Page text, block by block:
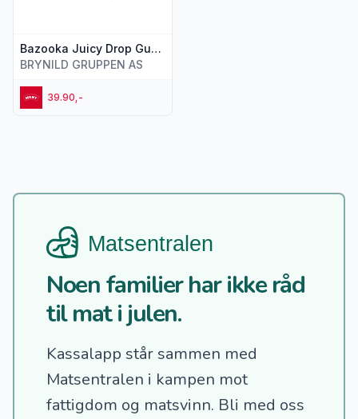
Bazooka Juicy Drop Gummies 57g
BRYNILD GRUPPEN AS
39.90,-
Noen familier har ikke råd
til mat i julen.
Kassalapp står sammen med
Matsentralen i kampen mot
fattigdom og matsvinn. Bli med oss